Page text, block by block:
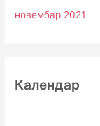
новембар 2021
Календар